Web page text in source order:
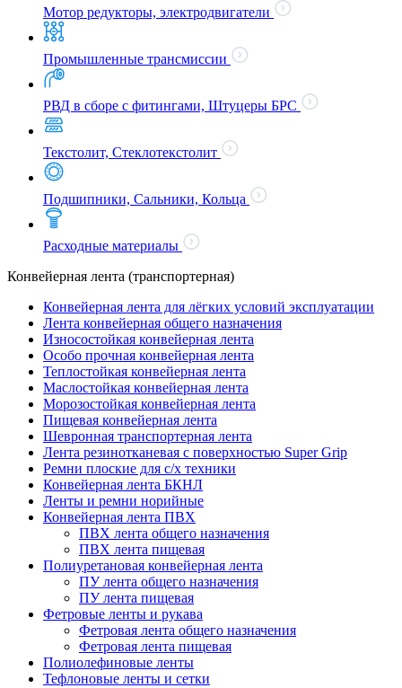
Мотор редукторы, электродвигатели
Промышленные трансмиссии
РВД в сборе с фитингами, Штуцеры БРС
Текстолит, Стеклотекстолит
Подшипники, Сальники, Кольца
Расходные материалы
Конвейерная лента (транспортерная)
Конвейерная лента для лёгких условий эксплуатации
Лента конвейерная общего назначения
Износостойкая конвейерная лента
Особо прочная конвейерная лента
Теплостойкая конвейерная лента
Маслостойкая конвейерная лента
Морозостойкая конвейерная лента
Пищевая конвейерная лента
Шевронная транспортерная лента
Лента резинотканевая с поверхностью Super Grip
Ремни плоские для с/х техники
Конвейерная лента БКНЛ
Ленты и ремни норийные
Конвейерная лента ПВХ
ПВХ лента общего назначения
ПВХ лента пищевая
Полиуретановая конвейерная лента
ПУ лента общего назначения
ПУ лента пищевая
Фетровые ленты и рукава
Фетровая лента общего назначения
Фетровая лента пищевая
Полиолефиновые ленты
Тефлоновые ленты и сетки